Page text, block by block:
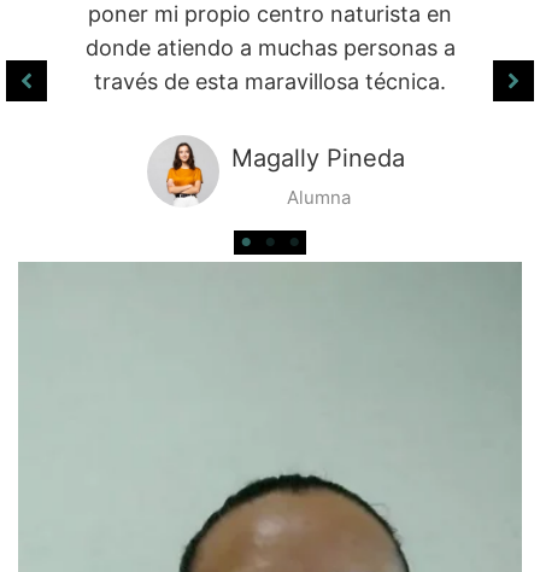
poner mi propio centro naturista en
donde atiendo a muchas personas a
través de esta maravillosa técnica.
Magally Pineda
Alumna